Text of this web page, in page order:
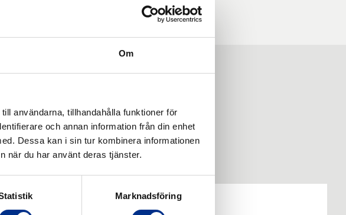
Om
användarna, tillhandahålla funktioner för
och annan information från din enhet
Dessa kan i sin tur kombinera informationen
när du har använt deras tjänster.
Marknadsföring